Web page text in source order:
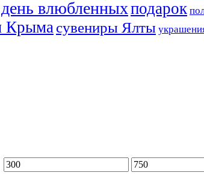
влюбленныхподарок
Крыма сувениры Ялты